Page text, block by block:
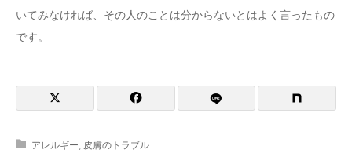
いてみなければ、その人のことは分からないとはよく言ったもの
です。
アレルギー, 皮膚のトラブル